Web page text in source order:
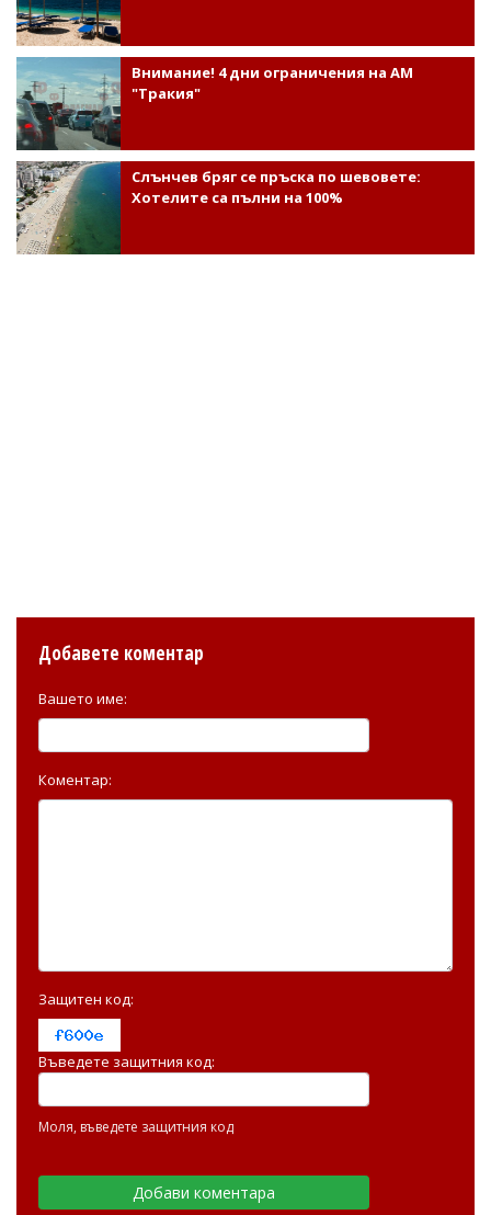
Внимание! 4 дни ограничения на АМ
"Тракия"
Слънчев бряг се пръска по шевовете:
Хотелите са пълни на 100%
Добавете коментар
Вашето име:
Коментар:
Защитен код:
Въведете защитния код:
Моля, въведете защитния код